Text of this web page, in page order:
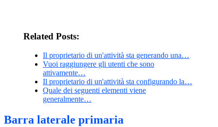
Related Posts:
Il proprietario di un'attività sta generando una…
Vuoi raggiungere gli utenti che sono
attivamente…
Il proprietario di un'attività sta configurando la…
Quale dei seguenti elementi viene
generalmente…
Barra laterale primaria